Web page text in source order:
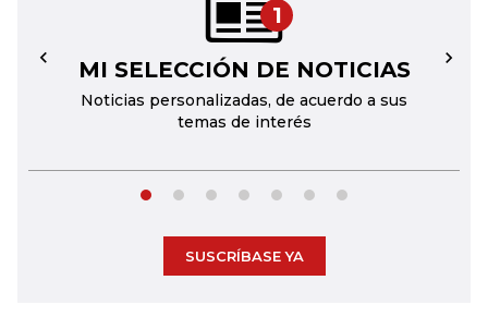
1
MI SELECCIÓN DE NOTICIAS
Noticias personalizadas, de acuerdo a sus
temas de interés
← →
SUSCRÍBASE YA